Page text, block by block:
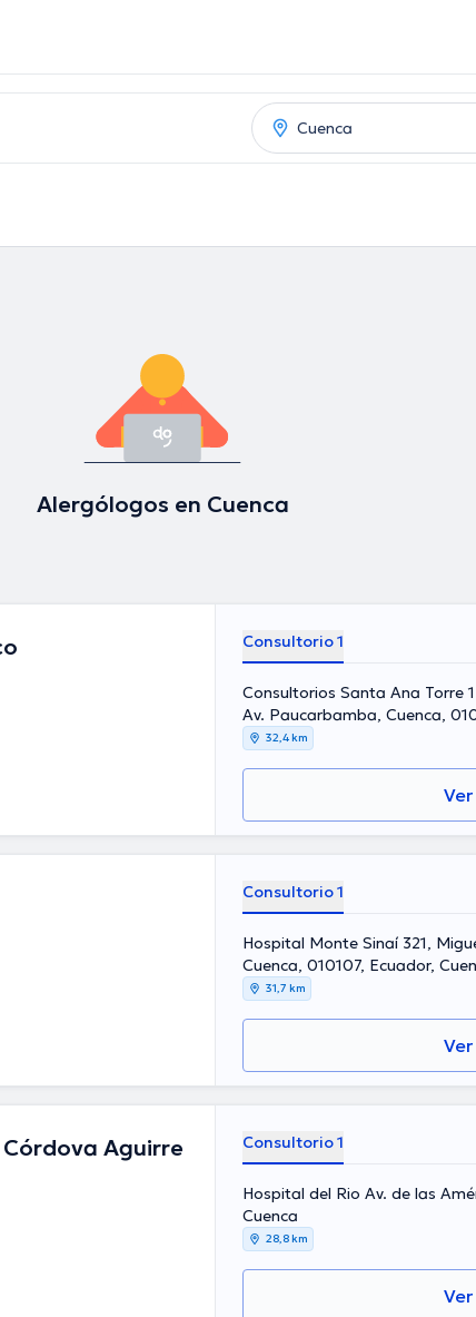
Alergólogos en Cuenca
Consultorio 1
Consultorios Santa Ana Torre
Av. Paucarbamba, Cuenca,
32,4 km
Consultorio 1
Hospital Monte Sinaí 321,
Cuenca, 010107, Ecuador,
31,7 km
Aguirre Consultorio 1
Hospital del Rio Av. de las
Cuenca
28,8 km